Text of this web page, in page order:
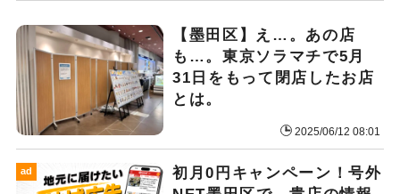
【墨田区】え…。あの店
も…。東京ソラマチで5月
31日をもって閉店したお店
とは。
2025/06/12 08:01
ad
初月0円キャンペーン！号外